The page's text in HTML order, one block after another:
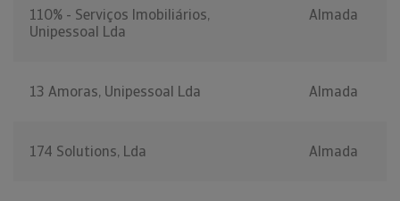
110% - Serviços Imobiliários,
Unipessoal Lda
Almada
13 Amoras, Unipessoal Lda Almada
174 Solutions, Lda Almada